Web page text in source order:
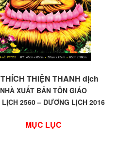
THIỆN THANH dịch
NHÀ XUẤT BẢN TÔN GIÁO
LỊCH 2560 – DƯƠNG LỊCH 2016
MỤC LỤC